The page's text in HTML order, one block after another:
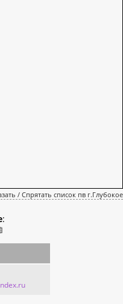
/ Спрятать список пв г.Глубокое
: